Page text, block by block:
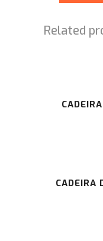
Related
CADEIRA